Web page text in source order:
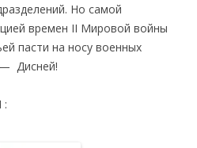
Но самой
времен II Мировой войны
пасти на носу военных
Дисней!
: